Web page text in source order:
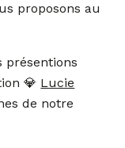
proposons au
présentions
💎 Lucie
de notre